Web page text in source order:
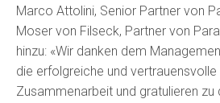
Marco Attolini, Senior Partner von
Moser von Filseck, Partner von
hinzu: «Wir danken dem
die erfolgreiche und vertrauensvolle
Zusammenarbeit und gratulieren zu